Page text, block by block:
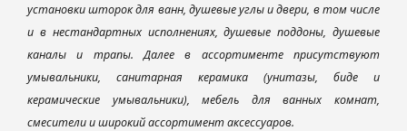
установки шторок для ванн, душевые углы и двери, в том числе
и в нестандартных исполнениях, душевые поддоны, душевые
каналы и трапы. Далее в ассортименте присутствуют
умывальники, санитарная керамика (унитазы, биде и
керамические умывальники), мебель для ванных комнат,
смесители и широкий ассортимент аксессуаров.